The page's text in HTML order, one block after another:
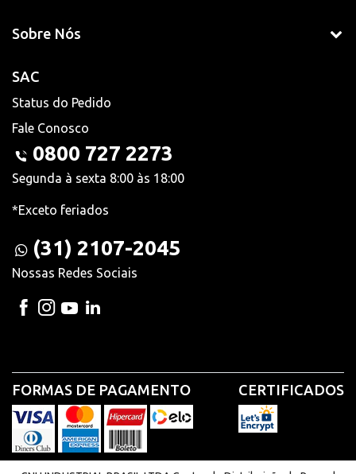
Sobre Nós
SAC
Status do Pedido
Fale Conosco
0800 727 2273
Segunda à sexta 8:00 às 18:00
*Exceto feriados
(31) 2107-2045
Nossas Redes Sociais
FORMAS DE PAGAMENTO CERTIFICADOS